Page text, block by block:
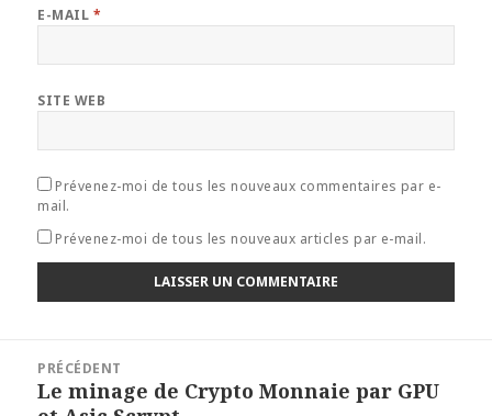
E-MAIL *
SITE WEB
Prévenez-moi de tous les nouveaux commentaires par e-
mail.
Prévenez-moi de tous les nouveaux articles par e-mail.
l’article
PRÉCÉDENT
Article
Le minage de Crypto Monnaie par GPU